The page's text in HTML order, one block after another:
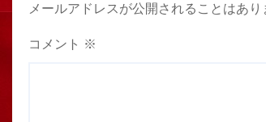
メールアドレスが公開されることはあり
コメント ※